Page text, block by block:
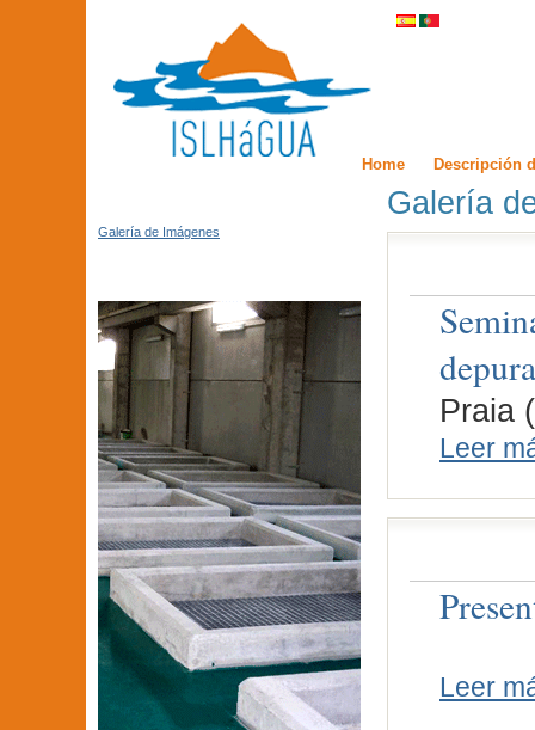
Home Descripción
Galería de Imágenes
Galería
Praia
Leer
Leer